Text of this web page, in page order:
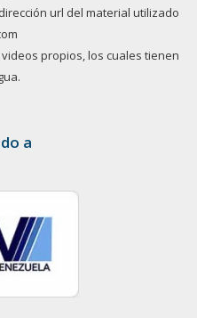
url del material utilizado
propios, los cuales tienen
a